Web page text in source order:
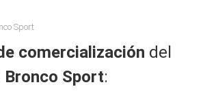
Sport
comercialización del
Bronco Sport: